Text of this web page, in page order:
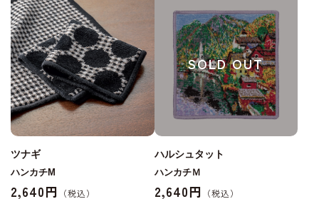
ツナギ
ハンカチM
2,640円
SOLD OUT
ハルシュタット
ハンカチＭ
2,640円